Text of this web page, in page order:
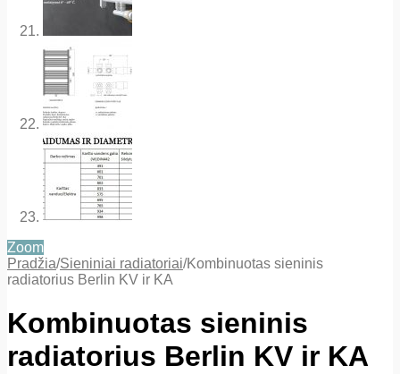
Zoom
Pradžia/Sieniniai radiatoriai/Kombinuotas sieninis
radiatorius Berlin KV ir KA
Kombinuotas sieninis
radiatorius Berlin KV ir KA